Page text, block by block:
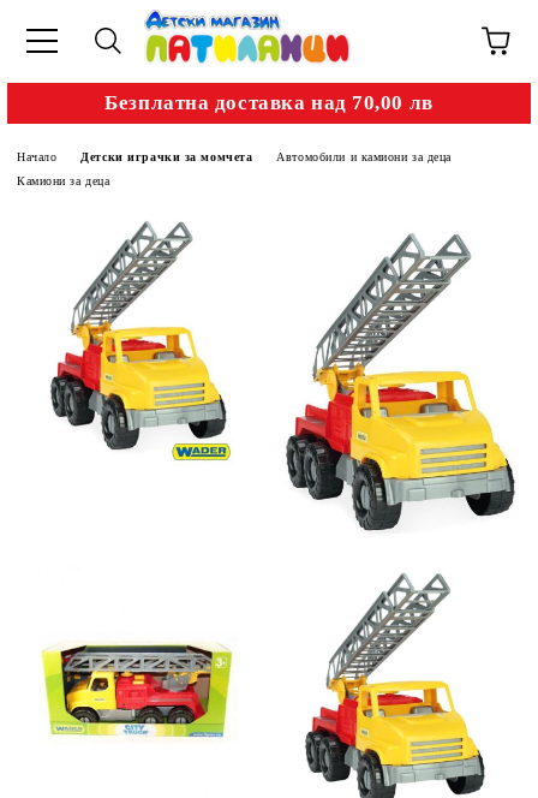
Безплатна доставка над 70,00 лв
Начало Детски играчки за момчета
Автомобили и камиони за деца
Камиони за деца